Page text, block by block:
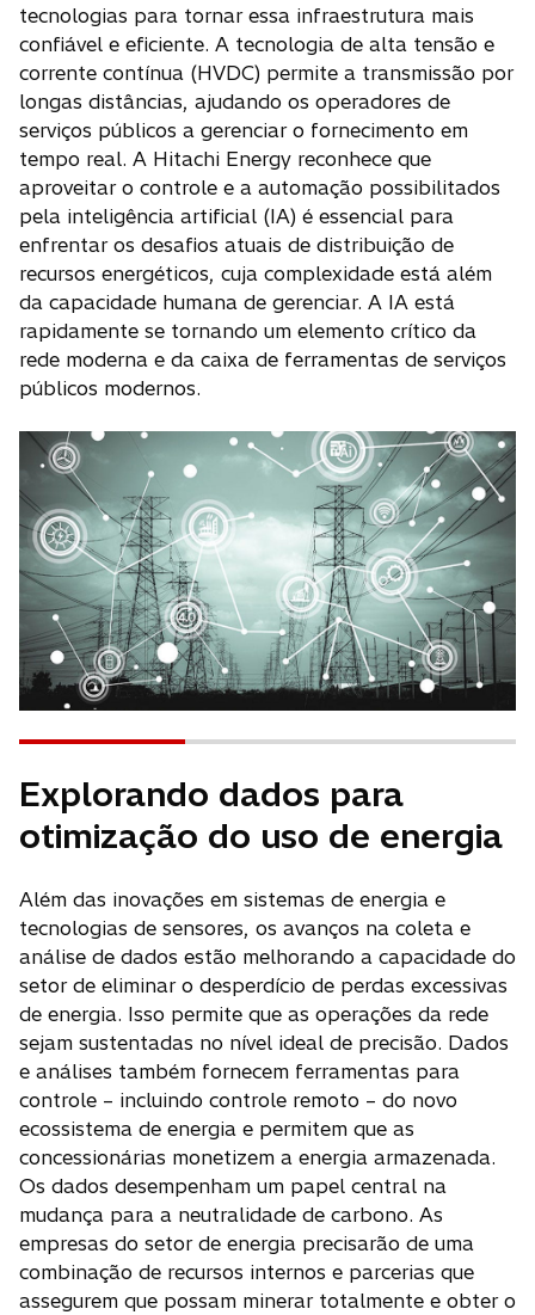
tecnologias para tornar essa infraestrutura mais
confiável e eficiente. A tecnologia de alta tensão e
corrente contínua (HVDC) permite a transmissão por
longas distâncias, ajudando os operadores de
serviços públicos a gerenciar o fornecimento em
tempo real. A Hitachi Energy reconhece que
aproveitar o controle e a automação possibilitados
pela inteligência artificial (IA) é essencial para
enfrentar os desafios atuais de distribuição de
recursos energéticos, cuja complexidade está além
da capacidade humana de gerenciar. A IA está
rapidamente se tornando um elemento crítico da
rede moderna e da caixa de ferramentas de serviços
públicos modernos.
Explorando dados para
otimização do uso de energia
Além das inovações em sistemas de energia e
tecnologias de sensores, os avanços na coleta e
análise de dados estão melhorando a capacidade do
setor de eliminar o desperdício de perdas excessivas
de energia. Isso permite que as operações da rede
sejam sustentadas no nível ideal de precisão. Dados
e análises também fornecem ferramentas para
controle – incluindo controle remoto – do novo
ecossistema de energia e permitem que as
concessionárias monetizem a energia armazenada.
Os dados desempenham um papel central na
mudança para a neutralidade de carbono. As
empresas do setor de energia precisarão de uma
combinação de recursos internos e parcerias que
assegurem que possam minerar totalmente e obter o